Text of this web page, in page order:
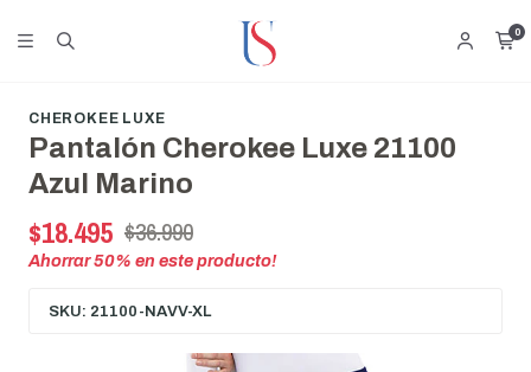
0
CHEROKEE LUXE
Pantalón Cherokee Luxe 21100
Azul Marino
$18.495 $36.990
Ahorrar50% en este producto!
SKU: 21100-NAVV-XL